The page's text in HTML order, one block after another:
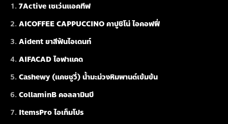
7Active เซเว่นแอคทีฟ
AICOFFEE CAPPUCCINO คาปูชิโน่ ไอคอฟฟี่
Aident ยาสีฟันไอเดนท์
AIFACAD ไอฟาแคด
Cashewy (แคชชูวี่) น้ำมะม่วงหิมพานต์เข้มข้น
CollaminB คอลลามินบี
ItemsPro ไอเท็มโปร